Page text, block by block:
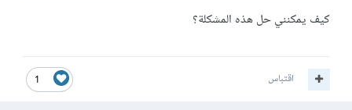
كيف يمكنني حل هذه المشكلة؟
1 اقتباس